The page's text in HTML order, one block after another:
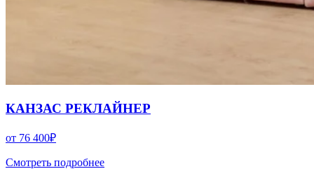
КАНЗАС РЕКЛАЙНЕР
от 76 400₽
Смотреть подробнее